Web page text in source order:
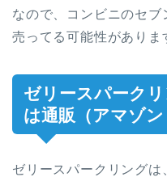
なので、コンビニのセ
ゼリースパーク
は通販（アマゾ
ゼリースパークリングは